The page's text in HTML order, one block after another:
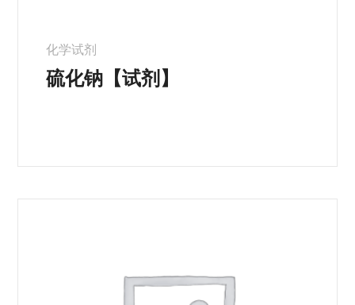
化学试剂
硫化钠【试剂】